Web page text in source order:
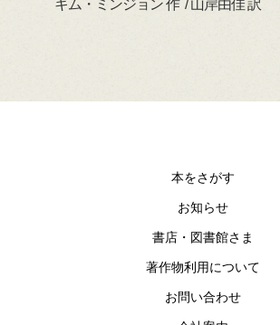
キム・ミンジョン 作 / 山岸由佳 訳
本をさがす
お知らせ
書店・図書館さま
著作物利用について
お問い合わせ